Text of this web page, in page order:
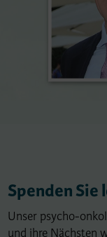
Spenden
Unser psycho-
und ihre Nächsten